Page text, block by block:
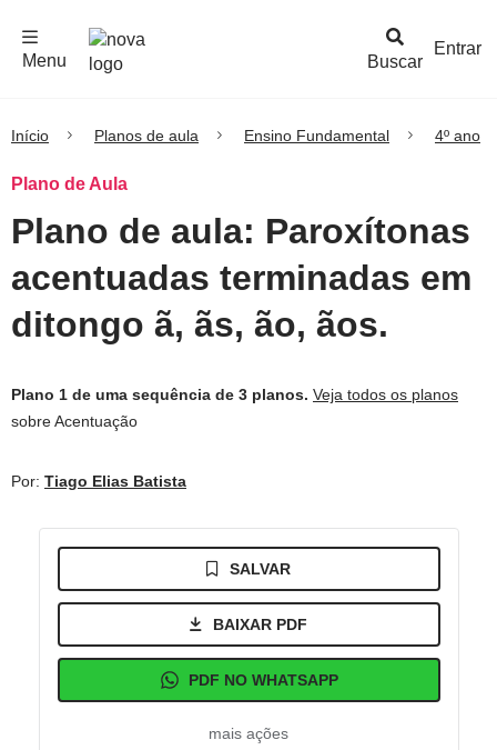
Buscar
Menu
Entrar
Início Planos de aula Ensino Fundamental 4º ano
Plano de Aula
Plano de aula: Paroxítonas
acentuadas terminadas em
ditongo ã, ãs, ão, ãos.
Plano 1 de uma sequência de 3 planos. Veja todos os planos
sobre Acentuação
Por: Tiago Elias Batista
SALVAR
BAIXAR PDF
PDF NO WHATSAPP
mais ações